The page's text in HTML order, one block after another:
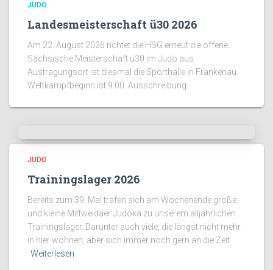
JUDO
Landesmeisterschaft ü30 2026
Am 22. August 2026 richtet die HSG erneut die offene
Sächsische Meisterschaft ü30 im Judo aus.
Austragungsort ist diesmal die Sporthalle in Frankenau.
Wettkampfbeginn ist 9:00. Ausschreibung
JUDO
Trainingslager 2026
Bereits zum 39. Mal trafen sich am Wochenende große
und kleine Mittweidaer Judoka zu unserem alljährlichen
Trainingslager. Darunter auch viele, die längst nicht mehr
in hier wohnen, aber sich immer noch gern an die Zeit
Weiterlesen